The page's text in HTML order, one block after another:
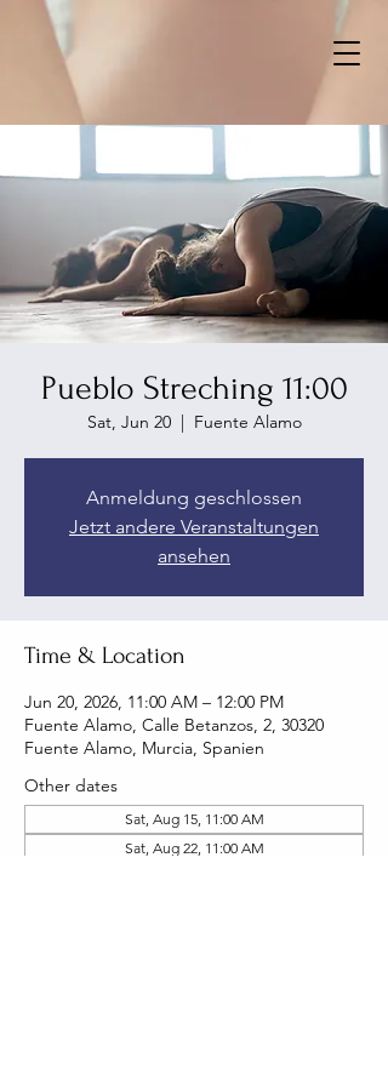
Pueblo Streching 11:00
Sat, Jun 20
  |
Fuente Alamo
Anmeldung geschlossen
Jetzt andere Veranstaltungen
ansehen
Time & Location
Jun 20, 2026, 11:00 AM – 12:00 PM
Fuente Alamo, Calle Betanzos, 2, 30320
Fuente Alamo, Murcia, Spanien
Other dates
Sat, Aug 15, 11:00 AM
Sat, Aug 22, 11:00 AM